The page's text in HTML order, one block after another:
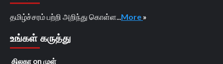
தமிழ்ச்சரம் பற்றி அறிந்து கொள்ள... More »
உங்கள் கருத்து
திலகா on முள்